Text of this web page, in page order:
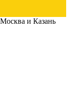
и Казань